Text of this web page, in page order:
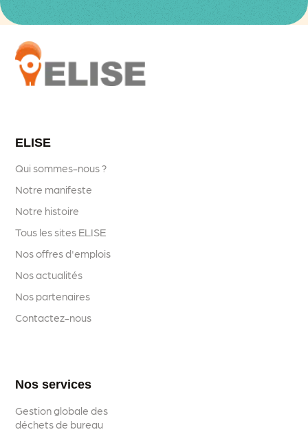
ELISE
Qui sommes-nous ?
Notre manifeste
Notre histoire
Tous les sites ELISE
Nos offres d'emplois
Nos actualités
Nos partenaires
Contactez-nous
Nos services
Gestion globale des
déchets de bureau